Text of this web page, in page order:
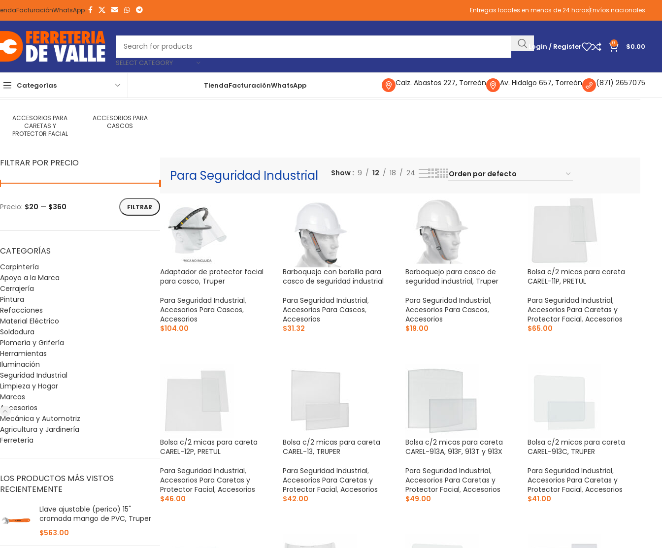
FacturaciónWhatsApp Entregas locales en menos de 24 horasEnvíos nacionales
SELECT CATEGORY
Login / Register 0 $0.00
Categorías TiendaFacturaciónWhatsApp Calz. Abastos 227, Torreón Av. Hidalgo 657, Torreón
(871) 2657075
ACCESORIOS PARA
CARETAS Y
PROTECTOR FACIAL
ACCESORIOS PARA
CASCOS
FILTRAR POR PRECIO
FILTRAR
Precio: $20 — $360
CATEGORÍAS
Carpintería
Apoyo a la Marca
Cerrajería
Pintura
Refacciones
Material Eléctrico
Soldadura
Plomería y Grifería
Herramientas
Iluminación
Seguridad Industrial
Limpieza y Hogar
Marcas
Accesorios
Mecánica y Automotriz
Agricultura y Jardinería
Ferretería
LOS PRODUCTOS MÁS VISTOS
RECIENTEMENTE
Llave ajustable (perico) 15"
cromada mango de PVC, Truper
$563.00
Para Seguridad Industrial Show 9 12 18 24
Adaptador de protector facial
para casco, Truper
Para Seguridad Industrial,
Accesorios Para Cascos,
Accesorios
$104.00
Barboquejo con barbilla para
casco de seguridad industrial
Para Seguridad Industrial,
Accesorios Para Cascos,
Accesorios
$31.32
Barboquejo para casco de
seguridad industrial, Truper
Para Seguridad Industrial,
Accesorios Para Cascos,
Accesorios
$19.00
Bolsa c/2 micas para careta
CAREL-11P, PRETUL
Para Seguridad Industrial,
Accesorios Para Caretas y
Protector Facial,Accesorios
$65.00
Bolsa c/2 micas para careta
CAREL-12P, PRETUL
Para Seguridad Industrial,
Accesorios Para Caretas y
Protector Facial, Accesorios
$46.00
Bolsa c/2 micas para careta
CAREL-13, TRUPER
Para Seguridad Industrial,
Accesorios Para Caretas y
Protector Facial, Accesorios
$42.00
Bolsa c/2 micas para careta
CAREL-913A, 913F, 913T y 913X
Para Seguridad Industrial,
Accesorios Para Caretas y
Protector Facial, Accesorios
$49.00
Bolsa c/2 micas para careta
CAREL-913C, TRUPER
Para Seguridad Industrial,
Accesorios Para Caretas y
Protector Facial,Accesorios
$41.00